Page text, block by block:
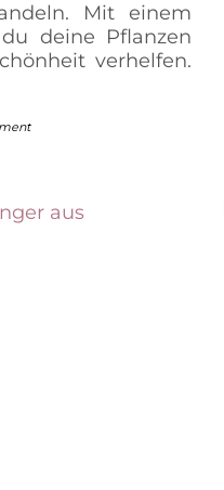
Mit einem
deine Pflanzen
verhelfen.